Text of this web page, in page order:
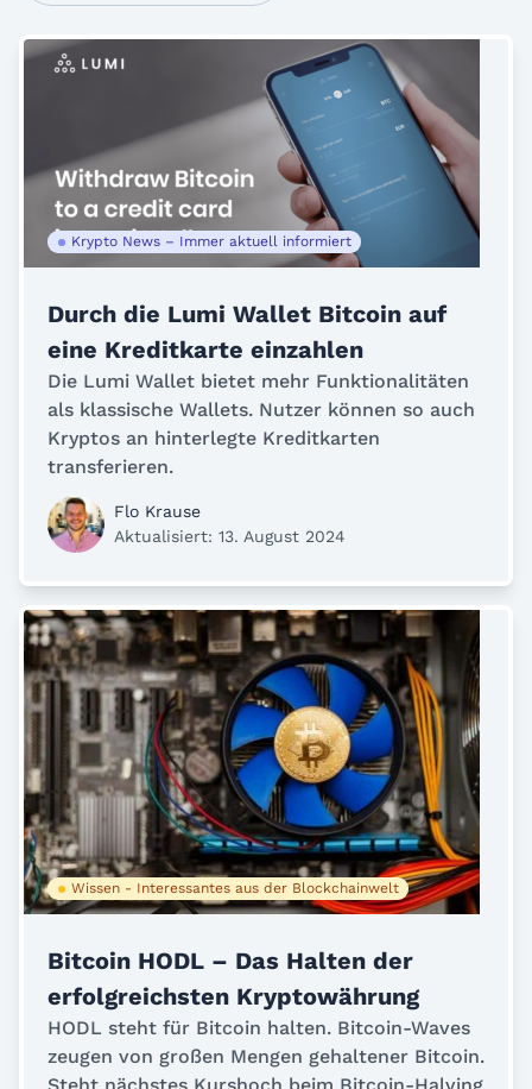
Krypto News – Immer aktuell informiert
Durch die Lumi Wallet Bitcoin auf
eine Kreditkarte einzahlen
Die Lumi Wallet bietet mehr Funktionalitäten
als klassische Wallets. Nutzer können so auch
Kryptos an hinterlegte Kreditkarten
transferieren.
Flo Krause
Aktualisiert: 13. August 2024
Wissen - Interessantes aus der Blockchainwelt
Bitcoin HODL – Das Halten der
erfolgreichsten Kryptowährung
HODL steht für Bitcoin halten. Bitcoin-Waves
zeugen von großen Mengen gehaltener Bitcoin.